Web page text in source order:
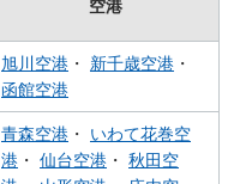
空港
旭川空港 ・ 新千歳空港 ・
函館空港
青森空港 ・ いわて花巻空
港 ・ 仙台空港 ・ 秋田空